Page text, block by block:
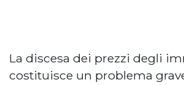
La discesa dei prezzi degli
costituisce un problema